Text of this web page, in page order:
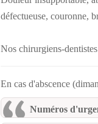
défectueuse, couronne,
Nos chirurgiens-
En cas d'abscence
Numéros